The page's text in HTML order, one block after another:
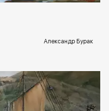
Александр Бурак